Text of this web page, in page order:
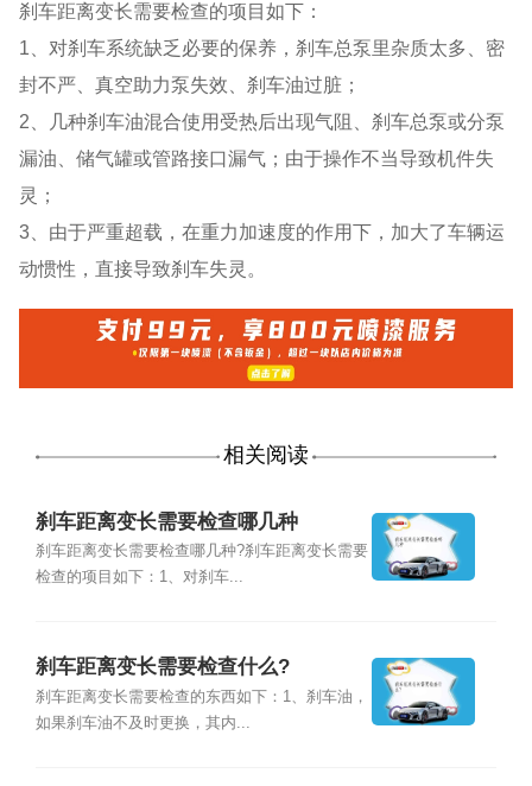
刹车距离变长需要检查的项目如下：
1、对刹车系统缺乏必要的保养，刹车总泵里杂质太多、密
封不严、真空助力泵失效、刹车油过脏；
2、几种刹车油混合使用受热后出现气阻、刹车总泵或分泵
漏油、储气罐或管路接口漏气；由于操作不当导致机件失
灵；
3、由于严重超载，在重力加速度的作用下，加大了车辆运
动惯性，直接导致刹车失灵。
相关阅读
刹车距离变长需要检查哪几种
刹车距离变长需要检查哪几种?刹车距离变长需要
检查的项目如下：1、对刹车...
刹车距离变长需要检查什么?
刹车距离变长需要检查的东西如下：1、刹车油，
如果刹车油不及时更换，其内...